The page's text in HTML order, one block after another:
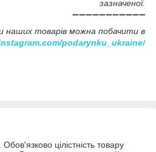
зазначеної.
➖➖➖➖➖➖➖➖➖➖➖
наших товарів можна побачити в
podarynku_ukraine/
цілістність товару